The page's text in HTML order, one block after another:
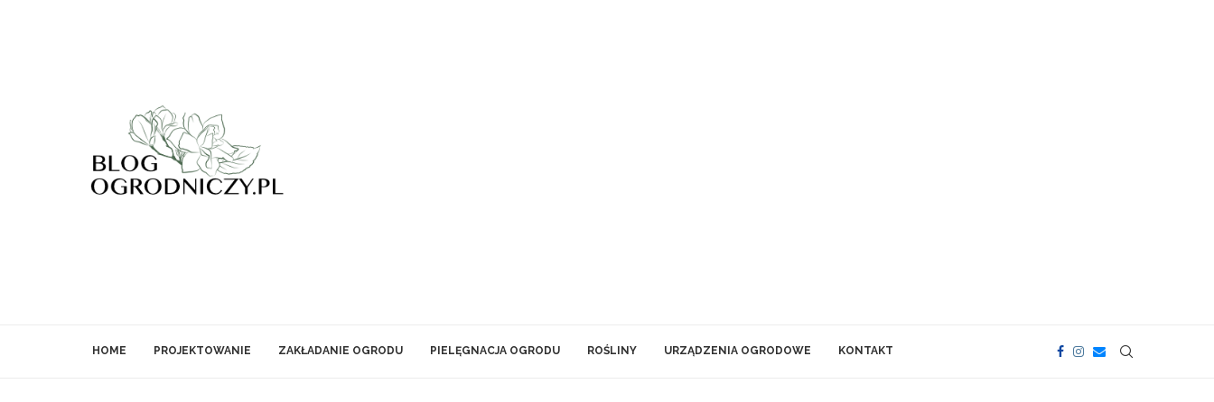
HOME PROJEKTOWANIE ZAKŁADANIE OGRODU PIELĘGNACJA OGRODU ROŚLINY URZĄDZENIA OGRODOWE KONTAKT